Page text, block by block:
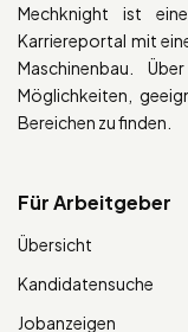
Mechknight ist
Karriereportal mit
Maschinenbau.
Möglichkeiten,
Bereichen zu finden.
Für Arbeitgeber
Übersicht
Kandidatensuche
Jobanzeigen